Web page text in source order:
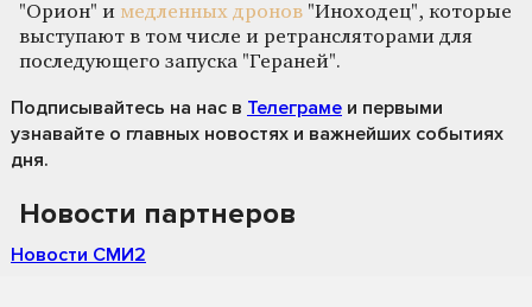
"Орион" и медленных дронов "Иноходец", которые
выступают в том числе и ретрансляторами для
последующего запуска "Гераней".
Подписывайтесь на нас в Телеграме и первыми
узнавайте о главных новостях и важнейших событиях
дня.
Новости партнеров
Новости СМИ2